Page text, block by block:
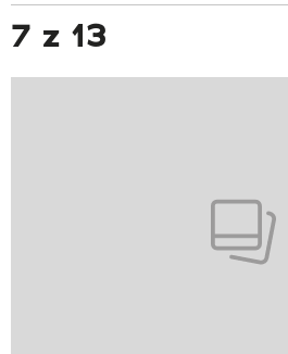
7 z 13